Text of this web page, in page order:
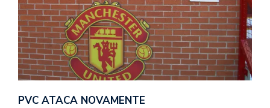
PVC ATACA NOVAMENTE